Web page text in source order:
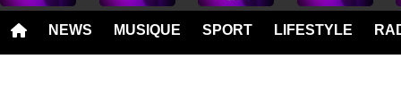
NEWS MUSIQUE SPORT LIFESTYLE